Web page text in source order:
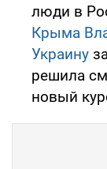
люди в
Крыма
Украину
решила
новый